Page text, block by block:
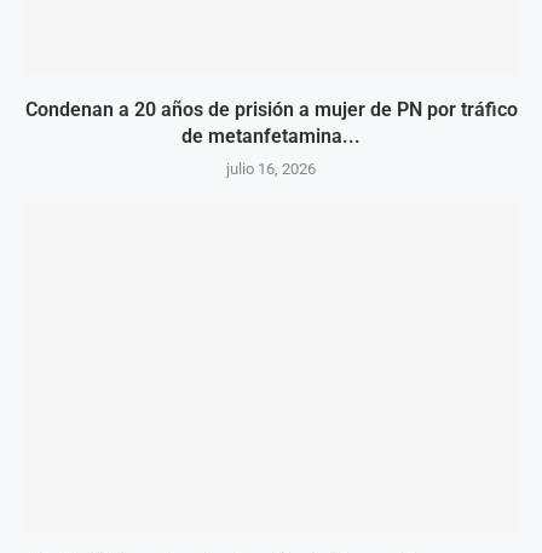
Condenan a 20 años de prisión a mujer de PN por tráfico
de metanfetamina...
julio 16, 2026